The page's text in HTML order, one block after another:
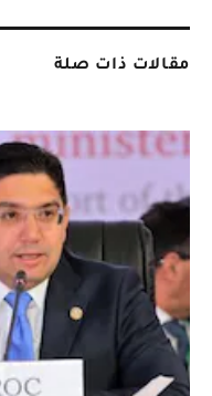
مقالات ذات صلة